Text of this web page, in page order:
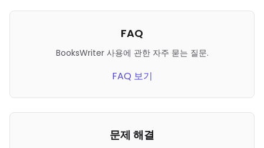
FAQ
BooksWriter 사용에 관한 자주 묻는 질문.
FAQ 보기
문제 해결